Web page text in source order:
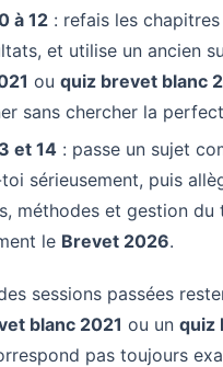
à 12 : refais les
et utilise un ancien
ou quiz brevet blanc
sans chercher la
et 14 : passe un sujet
sérieusement, puis
méthodes et gestion du
le Brevet 2026.
sessions passées
blanc 2021 ou un quiz
pas toujours